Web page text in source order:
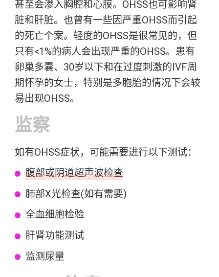
甚至会渗入胸腔和心膜。OHSS也可影响肾
脏和肝脏。也曾有一些因严重OHSS而引起
的死亡个案。轻度的OHSS是很常见的，但
只有<1%的病人会出现严重的OHSS。患有
卵巢多囊、30岁以下和在过度刺激的IVF周
期怀孕的女士，特别是多胞胎的情况下会较
易出现OHSS。
监察
如有OHSS症状，可能需要进行以下测试：
腹部或阴道超声波检查
肺部X光检查(如有需要)
全血细胞检验
肝肾功能测试
监测尿量